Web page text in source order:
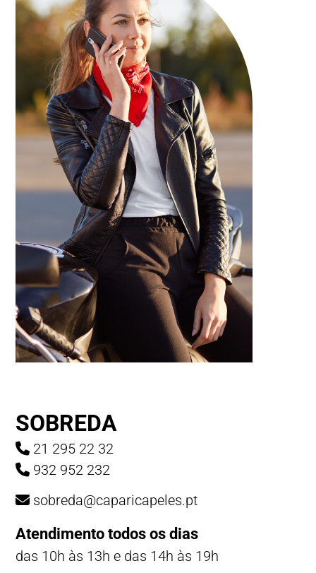
SOBREDA
21 295 22 32
932 952 232
sobreda@caparicapeles.pt
Atendimento todos os dias
das 10h às 13h e das 14h às 19h